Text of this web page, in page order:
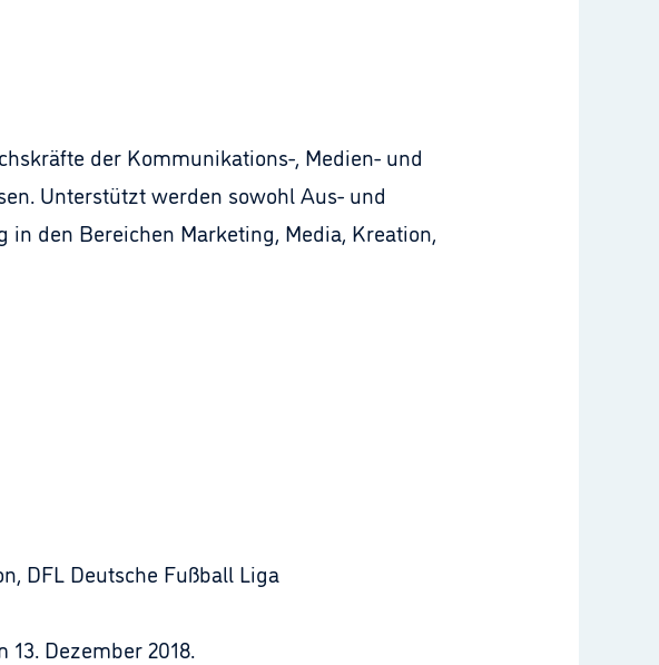
der Kommunikations-, Medien- und
Unterstützt werden sowohl Aus- und
den Bereichen Marketing, Media, Kreation,
DFL Deutsche Fußball Liga
Dezember 2018.